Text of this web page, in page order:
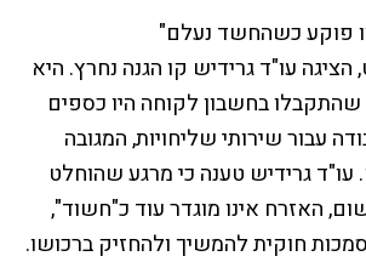
פוקע כשהחשד נעלם"
עו"ד גרידיש קו הגנה נחרץ. היא
שהתקבלו בחשבון לקוחה היו כספים
עבור שירותי שליחויות, המגובה
גרידיש טענה כי מרגע שהוחלט
האזרח אינו מוגדר עוד כ"חשוד",
חוקית להמשיך ולהחזיק ברכושו.